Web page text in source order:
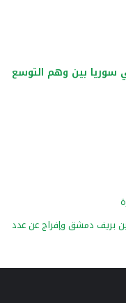
سوريا بين وهم التوسع
بريف دمشق وإفراج عن عدد